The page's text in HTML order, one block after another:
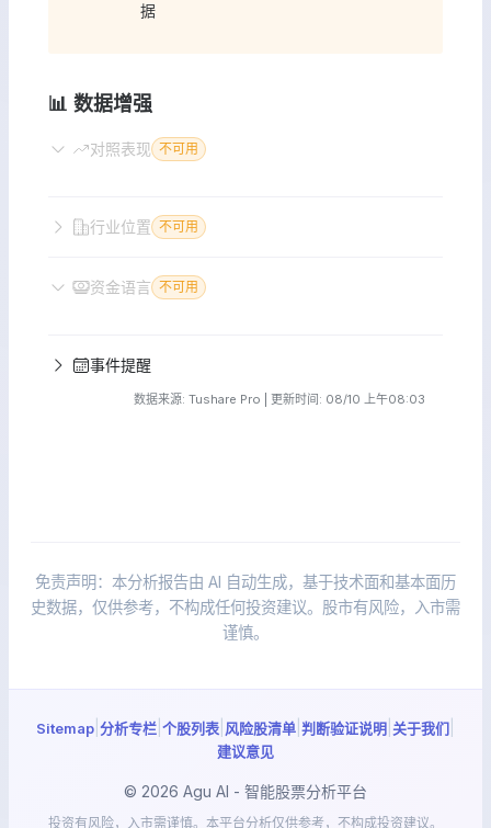
据
📊 数据增强
对照表现 不可用
行业位置 不可用
资金语言 不可用
事件提醒
数据来源: Tushare Pro | 更新时间: 08/10 上午08:03
免责声明：本分析报告由 AI 自动生成，基于技术面和基本面历
史数据，仅供参考，不构成任何投资建议。股市有风险，入市需
谨慎。
Sitemap 分析专栏 个股列表 风险股清单 判断验证说明 关于我们
建议意见
© 2026 Agu AI - 智能股票分析平台
投资有风险，入市需谨慎。本平台分析仅供参考，不构成投资建议。